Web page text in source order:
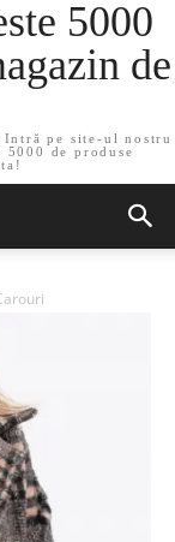
5000
de
Intră pe site-ul nostru
de produse